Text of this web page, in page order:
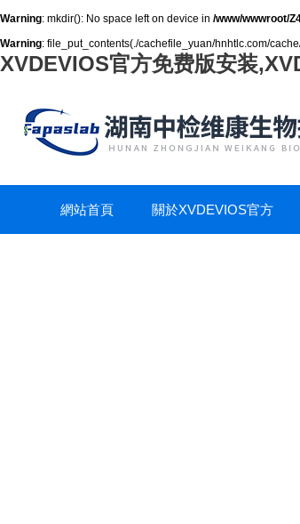
Warning: mkdir(): No space left on device in /www/wwwroot/
Warning: file_put_contents(./cachefile_yuan/hnhtlc.com/
XVDEVIOS官方免费版安装
網站首頁 關於XVDEVIOS官方